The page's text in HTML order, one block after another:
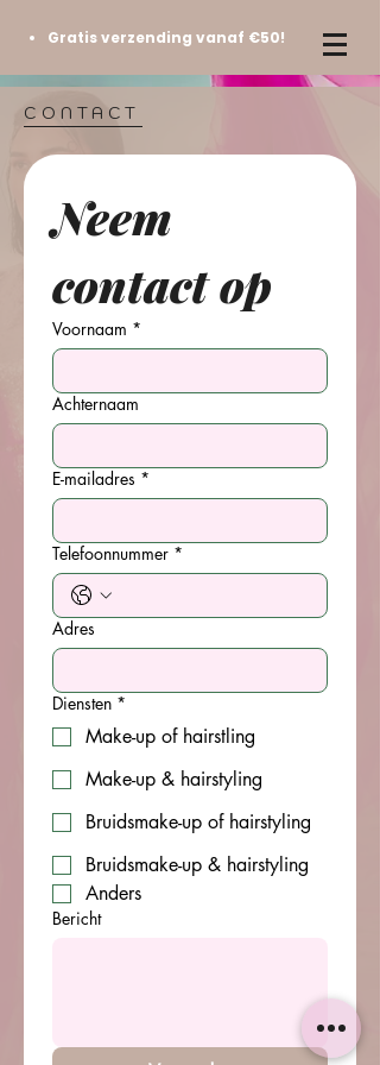
Gratis verzending vanaf €50!
CONTACT
Neem
contact op
Voornaam *
Achternaam
E-mailadres *
Telefoonnummer *
Adres
Diensten *
Make-up of hairstling
Make-up & hairstyling
Bruidsmake-up of hairstyling
Bruidsmake-up & hairstyling
Anders
Bericht